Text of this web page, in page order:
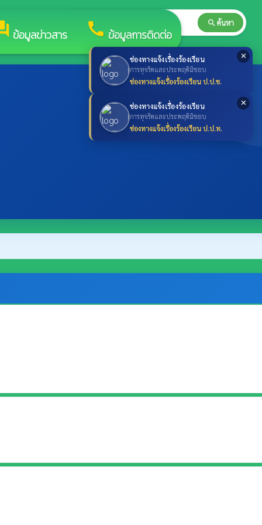
✕
ช่องทางแจ้งเรื่องร้องเรียน
การทุจริตและประพฤติมิชอบ
ช่องทางแจ้งเรื่องร้องเรียน ป.ป.ช.
✕
ช่องทางแจ้งเรื่องร้องเรียน
การทุจริตและประพฤติมิชอบ
ช่องทางแจ้งเรื่องร้องเรียน ป.ป.ท.
ข้อมูลข่าวสาร call ข้อมูลการติดต่อ
search ค้นหา